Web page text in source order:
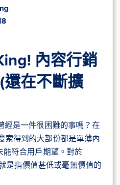
內容行銷
在不斷擴
經是一件很困難的事嗎？在
索得到的大部份都是單薄內
符合用戶期望。對於
是指價值甚低或毫無價值的